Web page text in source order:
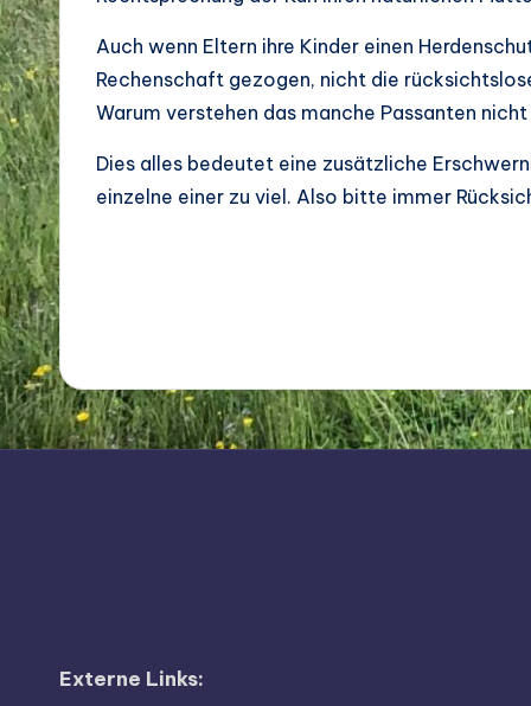
c
h
a
ft
Bi
o
it
Auch wenn Eltern ihre Kinder einen
Rechenschaft gezogen, nicht die
Warum verstehen das manche Passanten
Dies alles bedeutet eine zusätzliche
einzelne einer zu viel. Also bitte immer
Externe Links: